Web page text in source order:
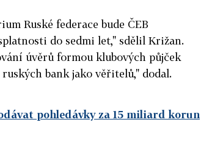
Ruské federace bude ČEB
do sedmi let," sdělil Križan.
úvěrů formou klubových půjček
bank jako věřitelů," dodal.
pohledávky za 15 miliard korun